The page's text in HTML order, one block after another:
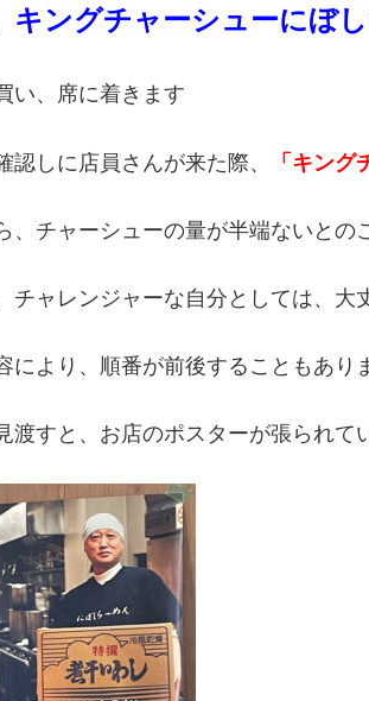
キングチャーシューにぼ
い、席に着きます
認しに店員さんが来た際、 「キング
、チャーシューの量が半端ないとの
チャレンジャーな自分としては、大
により、順番が前後することもあり
渡すと、お店のポスターが張られて